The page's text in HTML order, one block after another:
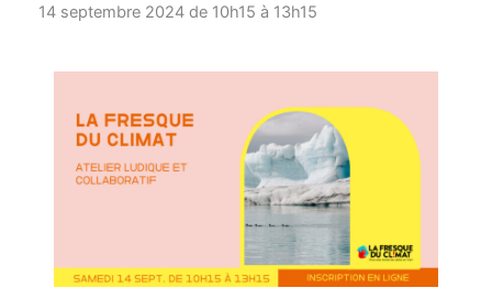
14 septembre 2024 de 10h15 à 13h15